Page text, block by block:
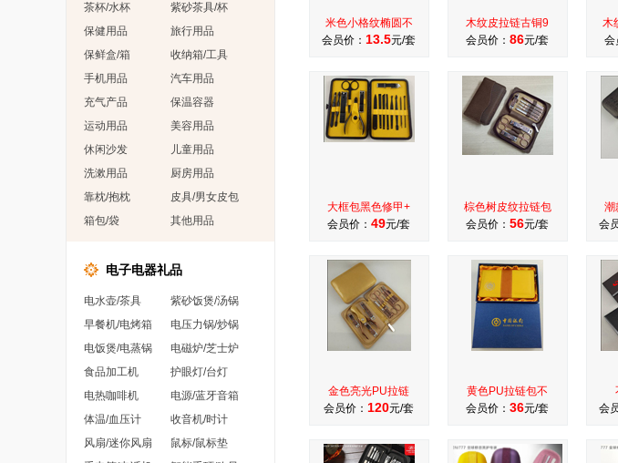
茶杯/水杯
紫砂茶具/杯
保健用品
旅行用品
保鲜盒/箱
收纳箱/工具
手机用品
汽车用品
充气产品
保温容器
运动用品
美容用品
休闲沙发
儿童用品
洗漱用品
厨房用品
靠枕/抱枕
皮具/男女皮包
箱包/袋
其他用品
电子电器礼品
电水壶/茶具
紫砂饭煲/汤锅
早餐机/电烤箱
电压力锅/炒锅
电饭煲/电蒸锅
电磁炉/芝士炉
食品加工机
护眼灯/台灯
电热咖啡机
电源/蓝牙音箱
体温/血压计
收音机/时计
风扇/迷你风扇
鼠标/鼠标垫
米色小格纹椭圆不
会员价： 13.5元/套
木纹皮拉链古铜9
会员价： 86元/套
木
会
大框包黑色修甲+
会员价： 49元/套
棕色树皮纹拉链包
会员价： 56元/套
潮
会
金色亮光PU拉链
会员价： 120元/套
黄色PU拉链包不
会员价： 36元/套
会